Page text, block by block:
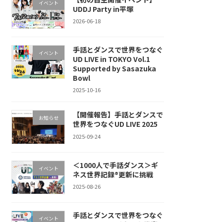
イベント
UDDJ Party in平塚
2026-06-18
イベント
手話とダンスで世界をつなぐ
UD LIVE in TOKYO Vol.1
Supported by Sasazuka
Bowl
2025-10-16
お知らせ
【開催報告】手話とダンスで
世界をつなぐUD LIVE 2025
2025-09-24
イベント
＜1000人で手話ダンス＞ギ
ネス世界記録®︎更新に挑戦
2025-08-26
イベント
手話とダンスで世界をつなぐ